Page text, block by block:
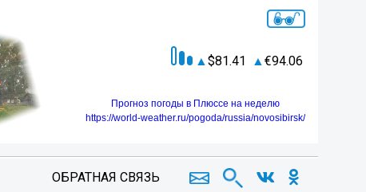
81.41 94.06
Прогноз погоды в Плюссе на неделю
https://world-weather.ru/pogoda/russia/novosibirsk/
ОБРАТНАЯ СВЯЗЬ